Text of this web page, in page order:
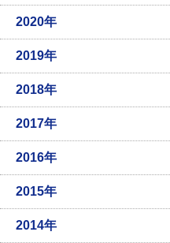
2020年
2019年
2018年
2017年
2016年
2015年
2014年